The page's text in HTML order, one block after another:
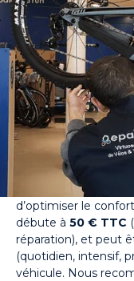
La révision est un
sécurité, la
ou trottinette
proposons des
vérification de tous
roues, transmission,
logiciels connectés
prennent le temps
appareil afin de
défaut invisible à
d’éviter des
d’optimiser le
débute à 50 € TTC
réparation), et peut
(quotidien, intensif,
véhicule. Nous